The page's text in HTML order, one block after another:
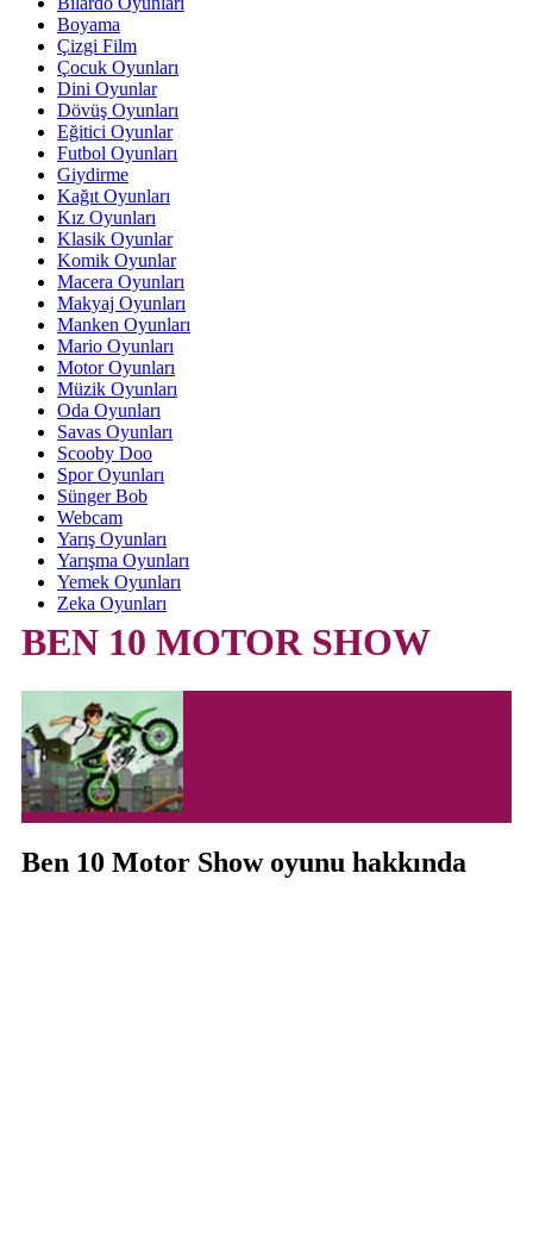
Boyama
Çizgi Film
Çocuk Oyunları
Dini Oyunlar
Dövüş Oyunları
Eğitici Oyunlar
Futbol Oyunları
Giydirme
Kağıt Oyunları
Kız Oyunları
Klasik Oyunlar
Komik Oyunlar
Macera Oyunları
Makyaj Oyunları
Manken Oyunları
Mario Oyunları
Motor Oyunları
Müzik Oyunları
Oda Oyunları
Savas Oyunları
Scooby Doo
Spor Oyunları
Sünger Bob
Webcam
Yarış Oyunları
Yarışma Oyunları
Yemek Oyunları
Zeka Oyunları
BEN 10 MOTOR SHOW
Ben 10 Motor Show oyunu hakkında